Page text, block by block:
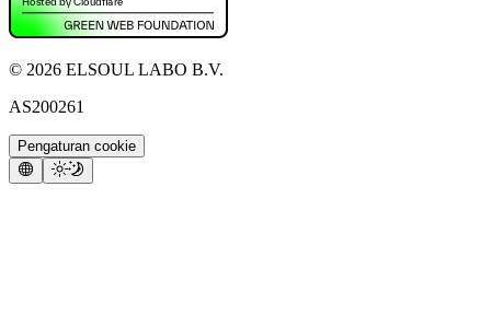
© 2026 ELSOUL LABO B.V.
AS200261
Pengaturan cookie